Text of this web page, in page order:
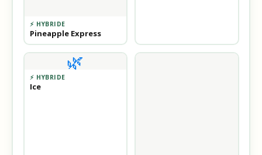
⚡ HYBRIDE
Pineapple Express
🌿
⚡ HYBRIDE
Ice